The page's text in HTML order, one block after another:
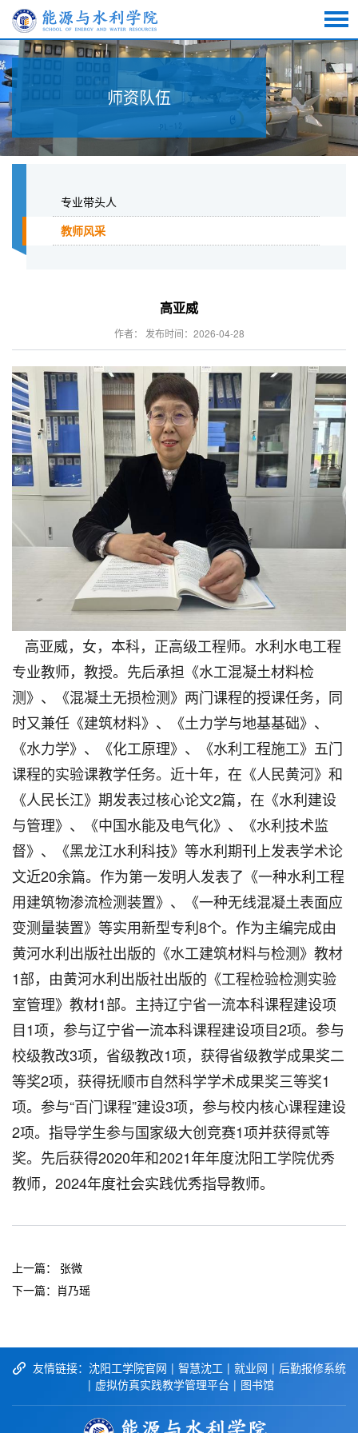
师资队伍
专业带头人
教师风采
高亚威
作者： 发布时间：2026-04-28
高亚威，女，本科，正高级工程师。水利水电工程
专业教师，教授。先后承担《水工混凝土材料检
测》、《混凝土无损检测》两门课程的授课任务，同
时又兼任《建筑材料》、《土力学与地基基础》、
《水力学》、《化工原理》、《水利工程施工》五门
课程的实验课教学任务。近十年，在《人民黄河》和
《人民长江》期发表过核心论文2篇，在《水利建设
与管理》、《中国水能及电气化》、《水利技术监
督》、《黑龙江水利科技》等水利期刊上发表学术论
文近20余篇。作为第一发明人发表了《一种水利工程
用建筑物渗流检测装置》、《一种无线混凝土表面应
变测量装置》等实用新型专利8个。作为主编完成由
黄河水利出版社出版的《水工建筑材料与检测》教材
1部，由黄河水利出版社出版的《工程检验检测实验
室管理》教材1部。主持辽宁省一流本科课程建设项
目1项，参与辽宁省一流本科课程建设项目2项。参与
校级教改3项，省级教改1项，获得省级教学成果奖二
等奖2项，获得抚顺市自然科学学术成果奖三等奖1
项。参与“百门课程”建设3项，参与校内核心课程建设
2项。指导学生参与国家级大创竞赛1项并获得贰等
奖。先后获得2020年和2021年年度沈阳工学院优秀
教师，2024年度社会实践优秀指导教师。
上一篇： 张微
下一篇： 肖乃瑶
友情链接： 沈阳工学院官网 | 智慧沈工 | 就业网 | 后勤报修系统
| 虚拟仿真实践教学管理平台 | 图书馆